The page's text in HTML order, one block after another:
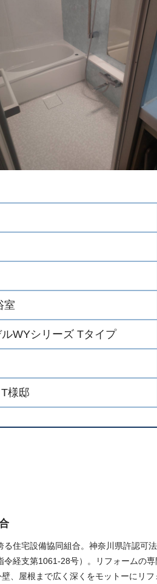
室
WYシリーズ Tタイプ
様邸
住宅設備協同組合。神奈川県許認可法
令経支第1061-28号）。リフォームの専
、屋根まで広く深くをモットーにリフ